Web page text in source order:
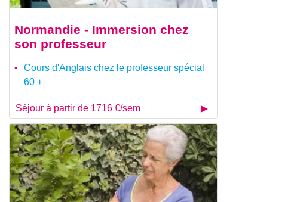
Normandie - Immersion chez
son professeur
Cours d'Anglais chez le professeur spécial
60 +
Séjour à partir de 1716 €/sem